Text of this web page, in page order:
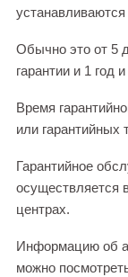
Обычно это от 5
гарантии и 1 год
Время
или гарантийных
Гарантийное
осуществляется
центрах.
Информацию об
можно